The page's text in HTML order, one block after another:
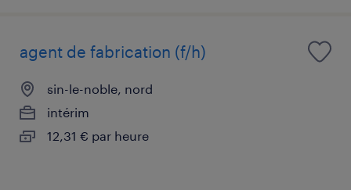
agent de fabrication (f/h)
sin-le-noble, nord
intérim
12,31 € par heure